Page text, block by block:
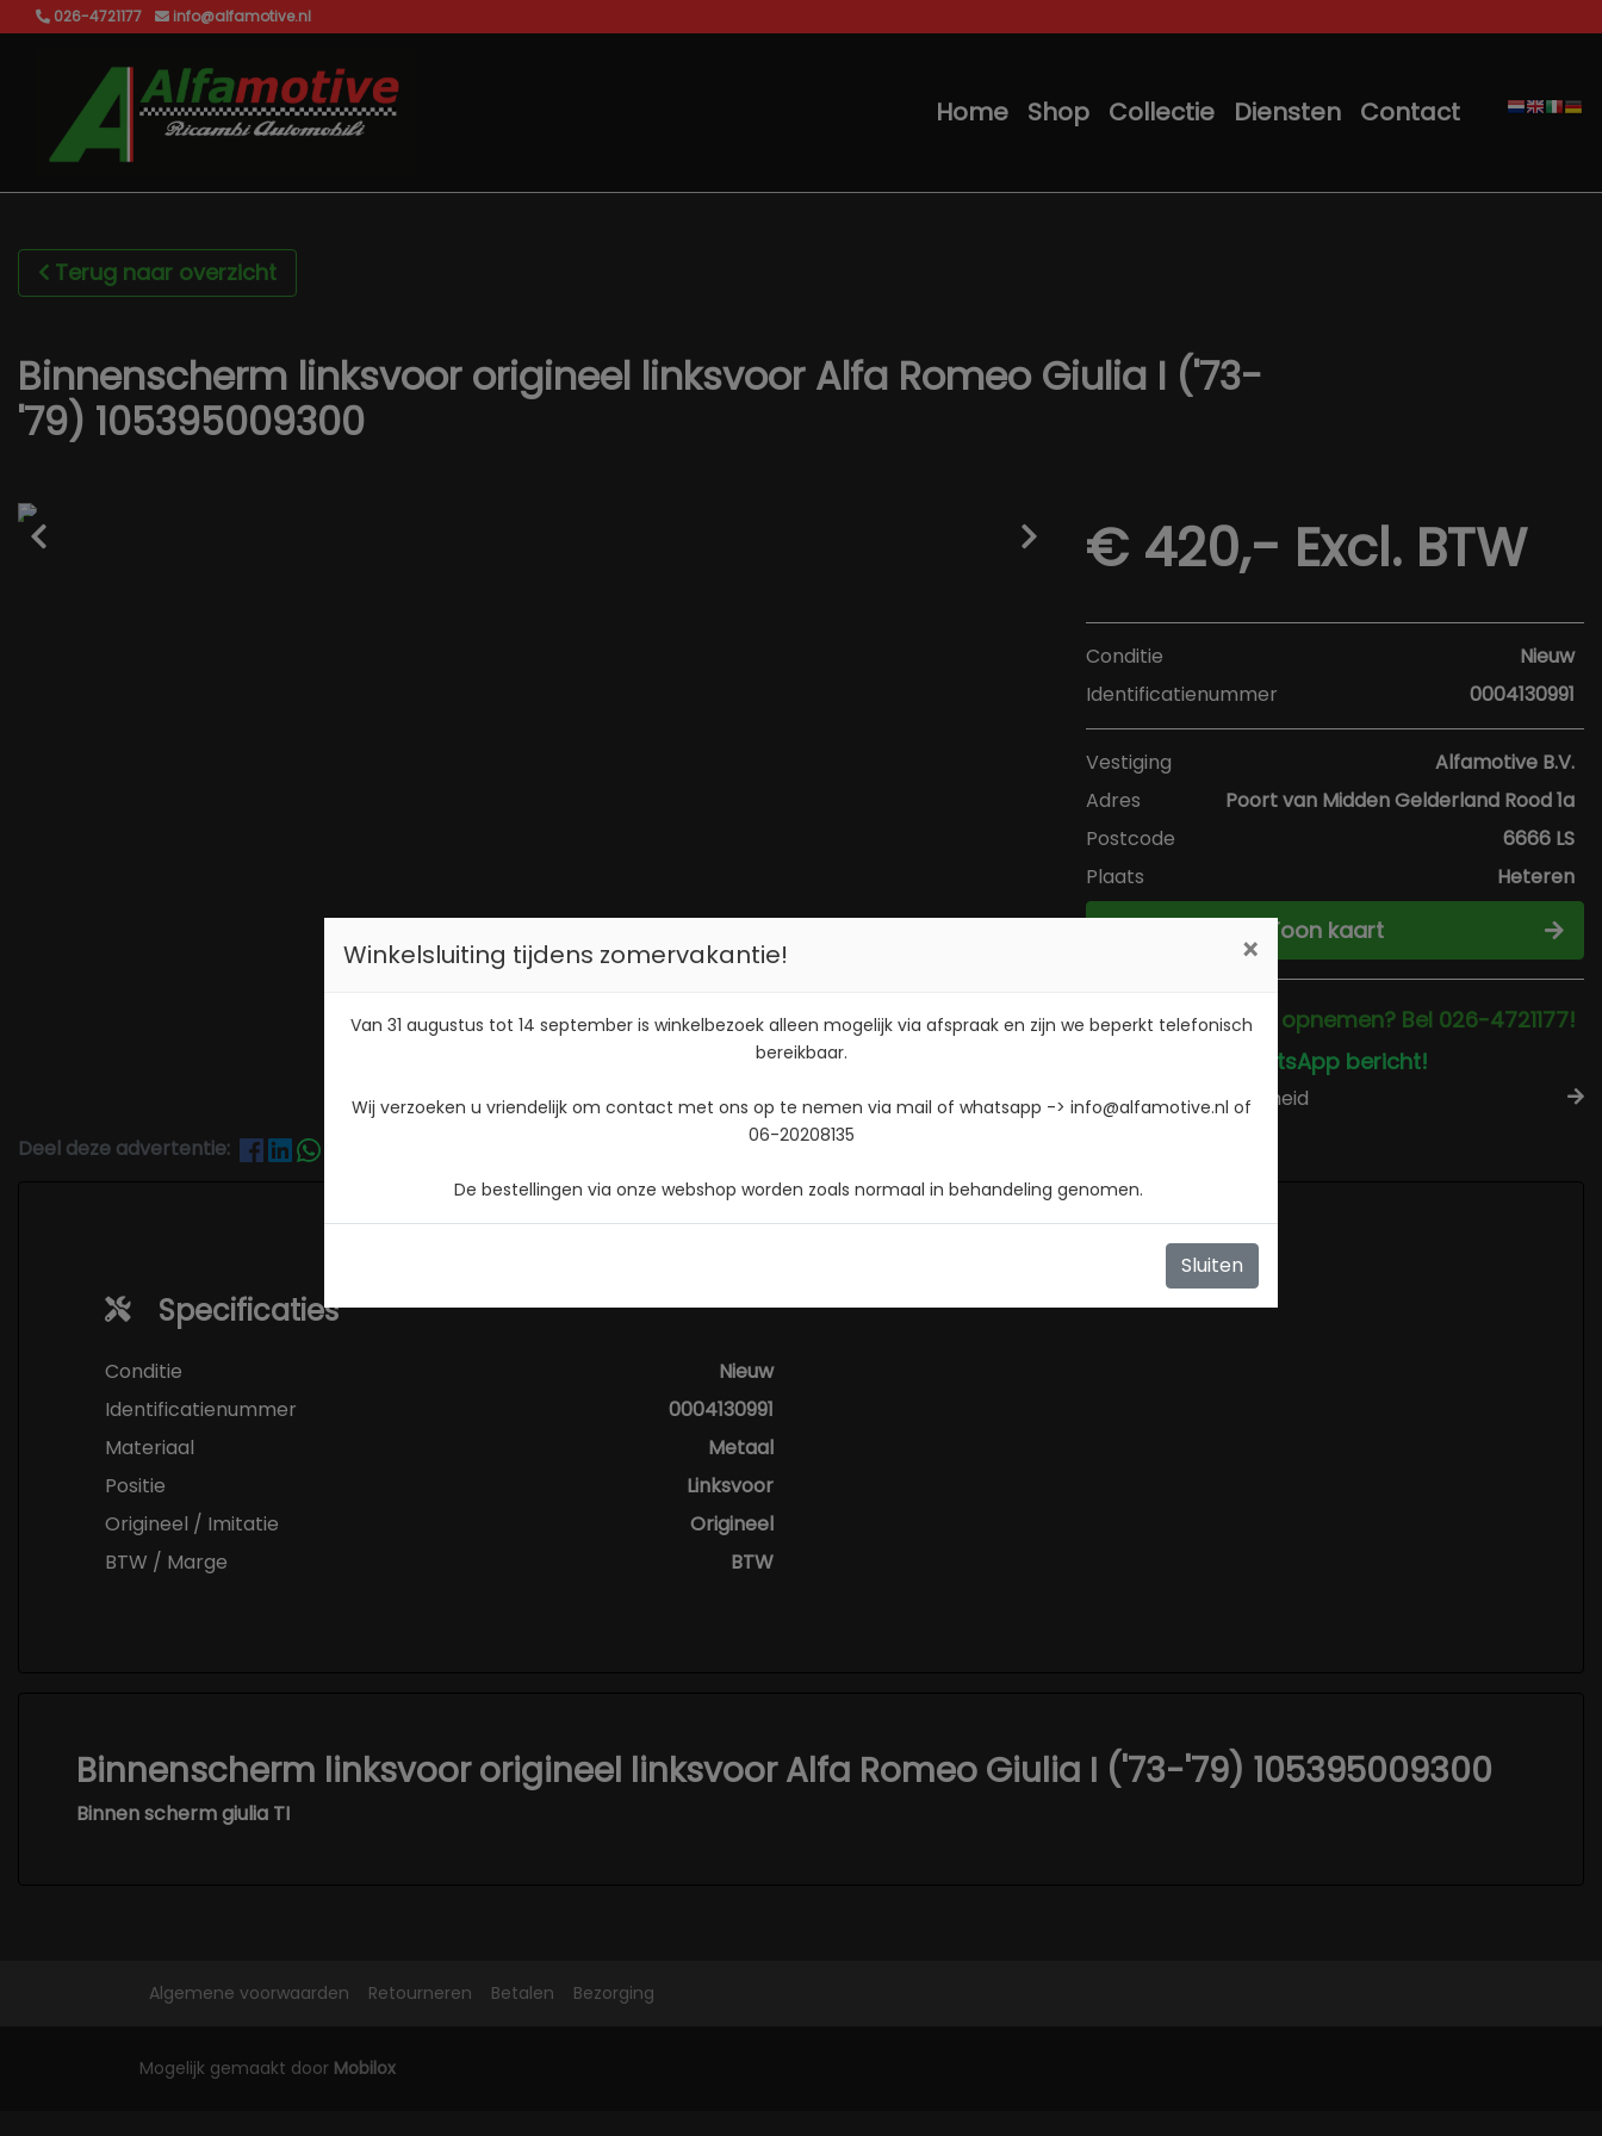
026-4721177 info@alfamotive.nl
Home Shop Collectie Diensten Contact
Terug naar overzicht
Binnenscherm linksvoor origineel linksvoor Alfa Romeo Giulia I ('73-
'79) 105395009300
€ 420,- Excl. BTW
Conditie
Nieuw
Identificatienummer
0004130991
Vestiging
Alfamotive B.V.
Adres
Poort van Midden Gelderland Rood 1a
Postcode
6666 LS
Plaats
Heteren
Toon kaart
Direct contact opnemen? Bel 026-4721177!
Stuur een WhatsApp bericht!
Check beschikbaarheid
Deel deze advertentie:
Specificaties
Conditie
Nieuw
Identificatienummer
0004130991
Materiaal
Metaal
Positie
Linksvoor
Origineel / Imitatie
Origineel
BTW / Marge
BTW
Binnenscherm linksvoor origineel linksvoor Alfa Romeo Giulia I ('73-'79) 105395009300
Binnen scherm giulia TI
Algemene voorwaarden Retourneren Betalen Bezorging
Mogelijk gemaakt door Mobilox
Winkelsluiting tijdens zomervakantie! ×
Van 31 augustus tot 14 september is winkelbezoek alleen mogelijk via afspraak en zijn we beperkt telefonisch
bereikbaar.
Wij verzoeken u vriendelijk om contact met ons op te nemen via mail of whatsapp -> info@alfamotive.nl of
06-20208135
De bestellingen via onze webshop worden zoals normaal in behandeling genomen.
Sluiten